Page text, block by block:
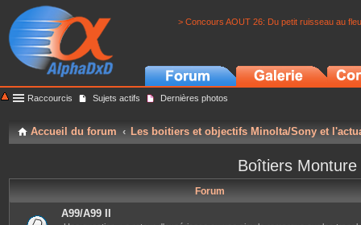
> Concours AOUT 26: Du petit ruisseau au
Raccourcis Sujets actifs Dernières photos
Accueil du forum Les boitiers et objectifs Minolta/Sony et
Boîtiers Monture
Forum
A99/A99 II